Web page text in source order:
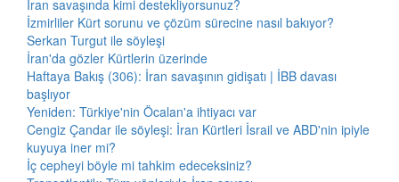
İran savaşında kimi destekliyorsunuz?
İzmirliler Kürt sorunu ve çözüm sürecine nasıl bakıyor?
Serkan Turgut ile söyleşi
İran'da gözler Kürtlerin üzerinde
Haftaya Bakış (306): İran savaşının gidişatı | İBB davası
başlıyor
Yeniden: Türkiye'nin Öcalan'a ihtiyacı var
Cengiz Çandar ile söyleşi: İran Kürtleri İsrail ve ABD'nin ipiyle
kuyuya iner mi?
İç cepheyi böyle mi tahkim edeceksiniz?